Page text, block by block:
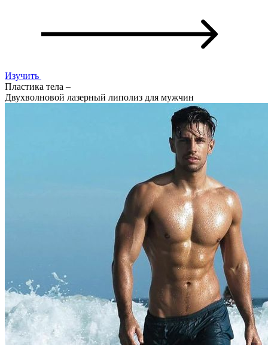
Изучить
Пластика тела –
Двухволновой лазерный липолиз для мужчин